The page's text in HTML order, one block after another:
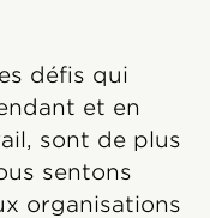
défis qui
et en
sont de plus
sentons
organisations